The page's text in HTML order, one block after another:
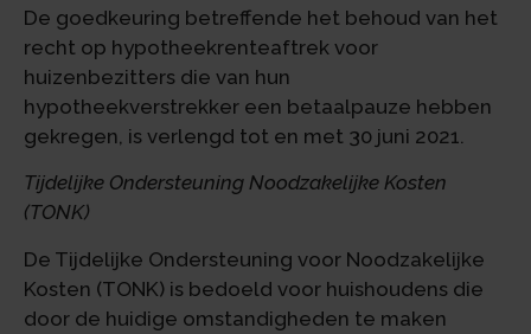
De goedkeuring betreffende het behoud van het
recht op hypotheekrenteaftrek voor
huizenbezitters die van hun
hypotheekverstrekker een betaalpauze hebben
gekregen, is verlengd tot en met 30 juni 2021.
Tijdelijke Ondersteuning Noodzakelijke Kosten
(TONK)
De Tijdelijke Ondersteuning voor Noodzakelijke
Kosten (TONK) is bedoeld voor huishoudens die
door de huidige omstandigheden te maken